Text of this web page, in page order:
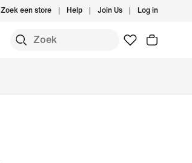
Zoek een store Help Join Us Log in